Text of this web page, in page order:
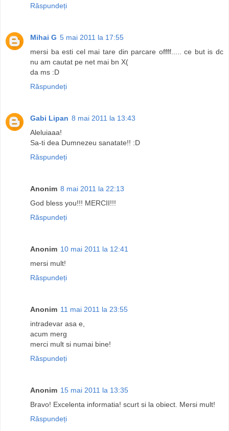
Răspundeți
Mihai G 5 mai 2011 la 17:55
mersi ba esti cel mai tare din parcare offff..... ce but is dc
nu am cautat pe net mai bn X(
da ms :D
Răspundeți
Gabi Lipan 8 mai 2011 la 13:43
Aleluiaaa!
Sa-ti dea Dumnezeu sanatate!! :D
Răspundeți
Anonim 8 mai 2011 la 22:13
God bless you!!! MERCII!!!
Răspundeți
Anonim 10 mai 2011 la 12:41
mersi mult!
Răspundeți
Anonim 11 mai 2011 la 23:55
intradevar asa e,
acum merg
merci mult si numai bine!
Răspundeți
Anonim 15 mai 2011 la 13:35
Bravo! Excelenta informatia! scurt si la obiect. Mersi mult!
Răspundeți